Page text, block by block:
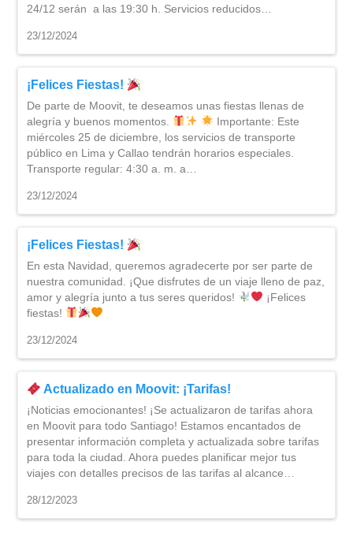
24/12 serán a las 19:30 h. Servicios reducidos…
23/12/2024
¡Felices Fiestas!
De parte de Moovit, te deseamos unas fiestas llenas de
alegría y buenos momentos.
Importante: Este
miércoles 25 de diciembre, los servicios de transporte
público en Lima y Callao tendrán horarios especiales.
Transporte regular: 4:30 a. m. a…
23/12/2024
¡Felices Fiestas!
En esta Navidad, queremos agradecerte por ser parte de
nuestra comunidad. ¡Que disfrutes de un viaje lleno de paz,
amor y alegría junto a tus seres queridos!
¡Felices
fiestas!
23/12/2024
Actualizado en Moovit: ¡Tarifas!
¡Noticias emocionantes! ¡Se actualizaron de tarifas ahora
en Moovit para todo Santiago! Estamos encantados de
presentar información completa y actualizada sobre tarifas
para toda la ciudad. Ahora puedes planificar mejor tus
viajes con detalles precisos de las tarifas al alcance…
28/12/2023